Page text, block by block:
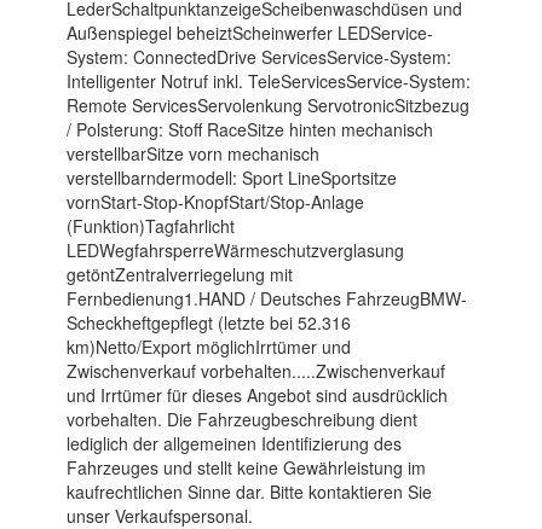
LederSchaltpunktanzeigeScheibenwaschdüsen und
Außenspiegel beheiztScheinwerfer LEDService-
System: ConnectedDrive ServicesService-System:
Intelligenter Notruf inkl. TeleServicesService-System:
Remote ServicesServolenkung ServotronicSitzbezug
/ Polsterung: Stoff RaceSitze hinten mechanisch
verstellbarSitze vorn mechanisch
verstellbarndermodell: Sport LineSportsitze
vornStart-Stop-KnopfStart/Stop-Anlage
(Funktion)Tagfahrlicht
LEDWegfahrsperreWärmeschutzverglasung
getöntZentralverriegelung mit
Fernbedienung1.HAND / Deutsches FahrzeugBMW-
Scheckheftgepflegt (letzte bei 52.316
km)Netto/Export möglichIrrtümer und
Zwischenverkauf vorbehalten.....Zwischenverkauf
und Irrtümer für dieses Angebot sind ausdrücklich
vorbehalten. Die Fahrzeugbeschreibung dient
lediglich der allgemeinen Identifizierung des
Fahrzeuges und stellt keine Gewährleistung im
kaufrechtlichen Sinne dar. Bitte kontaktieren Sie
unser Verkaufspersonal.